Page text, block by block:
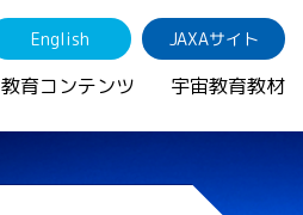
English JAXAサイト
教育コンテンツ 宇宙教育教材